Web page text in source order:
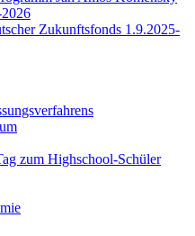
Zukunftsfonds 1.9.2025-
zum Highschool-Schüler